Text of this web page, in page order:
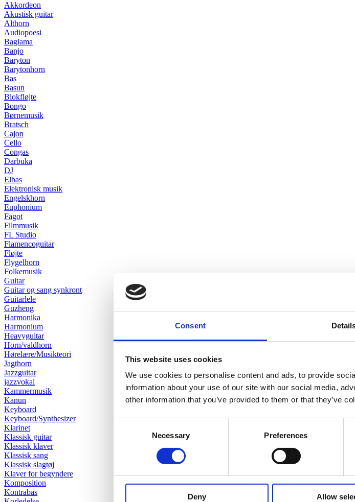
Consent
This website uses cookies
We use cookies to personalise content and ads, to provide
information about your use of our site with our social media,
other information that you’ve provided to them or that they’ve
Necessary Preferences
Deny Allow
Akkordeon
Akustisk guitar
Althorn
Audiopoesi
Baglama
Banjo
Baryton
Barytonhorn
Bas
Basun
Blokfløjte
Bongo
Børnemusik
Bratsch
Cajon
Cello
Congas
Darbuka
DJ
Elbas
Elektronisk musik
Engelskhorn
Euphonium
Fagot
Filmmusik
FL Studio
Flamencoguitar
Fløjte
Flygelhorn
Folkemusik
Guitar
Guitar og sang synkront
Guitarlele
Guzheng
Harmonika
Harmonium
Heavyguitar
Horn/valdhorn
Hørelære/Musikteori
Jagthorn
Jazzguitar
jazzvokal
Kammermusik
Kanun
Keyboard
Keyboard/Synthesizer
Klarinet
Klassisk guitar
Klassisk klaver
Klassisk sang
Klassisk slagtøj
Klaver for begyndere
Komposition
Kontrabas